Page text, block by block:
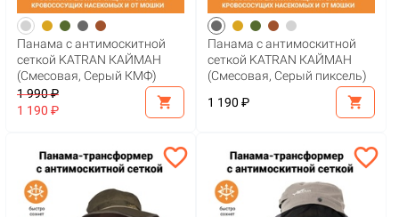
Панама с антимоскитной
сеткой KATRAN КАЙМАН
(Смесовая, Серый КМФ)
1 990 ₽
1 190 ₽
shopping_cart
Панама с антимоскитной
сеткой KATRAN КАЙМАН
(Смесовая, Серый пиксель)
1 190 ₽
shopping_cart
favorite_border favorite_border